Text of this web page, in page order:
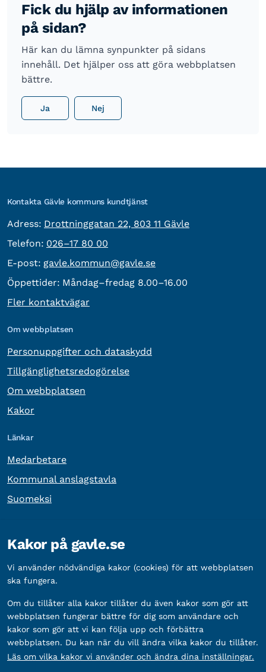
Fick du hjälp av informationen
på sidan?
Här kan du lämna synpunkter på sidans
innehåll. Det hjälper oss att göra webbplatsen
bättre.
Ja Nej
Kontakta Gävle kommuns kundtjänst
Adress: besöksadress:
Drottninggatan 22, 803 11 Gävle
Telefon: Telefon:
026–17 80 00
E-post: E-post:
gavle.kommun@gavle.se
Öppettider: Måndag–fredag 8.00–16.00
Fler kontaktvägar
Om webbplatsen
Personuppgifter och dataskydd
Tillgänglighetsredogörelse
Om webbplatsen
Kakor
Länkar
Medarbetare
Kommunal anslagstavla
Suomeksi
Organisationsnummer: 212000-2338
Bankgironummer: 5888-2333
Kakor på gavle.se
Vi använder nödvändiga kakor (cookies) för att webbplatsen
ska fungera.
Om du tillåter alla kakor tillåter du även kakor som gör att
webbplatsen fungerar bättre för dig som användare och
kakor som gör att vi kan följa upp och förbättra
webbplatsen. Du kan när du vill ändra vilka kakor du tillåter.
Läs om vilka kakor vi använder och ändra dina inställningar.